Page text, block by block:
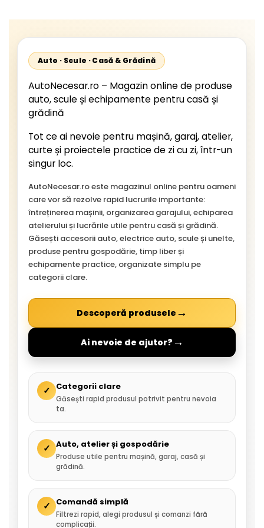
Auto · Scule · Casă & Grădină
AutoNecesar.ro – Magazin online de produse
auto, scule și echipamente pentru casă și
grădină
Tot ce ai nevoie pentru mașină, garaj, atelier,
curte și proiectele practice de zi cu zi, într-un
singur loc.
AutoNecesar.ro este magazinul online pentru oameni
care vor să rezolve rapid lucrurile importante:
întreținerea mașinii, organizarea garajului, echiparea
atelierului și lucrările utile pentru casă și grădină.
Găsești accesorii auto, electrice auto, scule și unelte,
produse pentru gospodărie, timp liber și
echipamente practice, organizate simplu pe
categorii clare.
Descoperă produsele →
Ai nevoie de ajutor? →
✓ Categorii clare
Găsești rapid produsul potrivit pentru nevoia
ta.
✓ Auto, atelier și gospodărie
Produse utile pentru mașină, garaj, casă și
grădină.
✓ Comandă simplă
Filtrezi rapid, alegi produsul și comanzi fără
complicații.